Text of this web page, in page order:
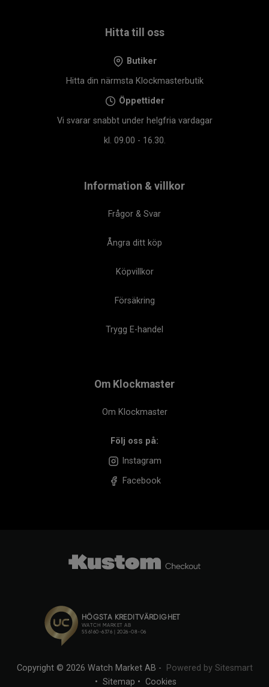
Hitta till oss
Butiker
Hitta din närmsta Klockmasterbutik
Öppettider
Vi svarar snabbt under helgfria vardagar
kl. 09.00 - 16.30.
Information & villkor
Frågor & Svar
Ångra ditt köp
Köpvillkor
Försäkring
Trygg E-handel
Om Klockmaster
Om Klockmaster
Följ oss på:
Instagram
Facebook
Copyright © 2026 Watch Market AB - Powered by Sitesmart
• Sitemap • Cookies